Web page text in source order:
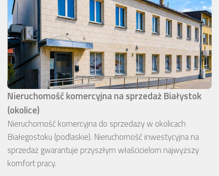
Nieruchomość komercyjna na sprzedaż Białystok
(okolice)
Nieruchomość komercyjna do sprzedaży w okolicach
Białegostoku (podlaskie). Nieruchomość inwestycyjna na
sprzedaż gwarantuje przyszłym właścicielom najwyższy
komfort pracy.